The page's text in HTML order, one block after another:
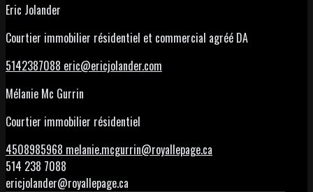
Eric Jolander
Courtier immobilier résidentiel et commercial agréé DA
5142387088 eric@ericjolander.com
Mélanie Mc Gurrin
Courtier immobilier résidentiel
4508985968 melanie.mcgurrin@royallepage.ca
514 238 7088
ericjolander@royallepage.ca